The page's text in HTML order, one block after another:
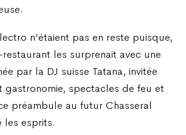
n’étaient pas en reste puisque,
les surprenait avec une
par la DJ suisse Tatana, invitée
gastronomie, spectacles de feu et
préambule au futur Chasseral
les esprits.